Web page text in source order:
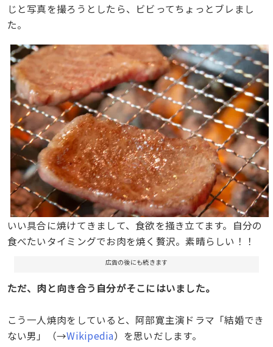
じと写真を撮ろうとしたら、ビビってちょっとブレまし
た。
いい具合に焼けてきまして、食欲を掻き立てます。自分の
食べたいタイミングでお肉を焼く贅沢。素晴らしい！！
広告の後にも続きます
ただ、肉と向き合う自分がそこにはいました。
こう一人焼肉をしていると、阿部寛主演ドラマ「結婚でき
ない男」（→Wikipedia）を思いだします。